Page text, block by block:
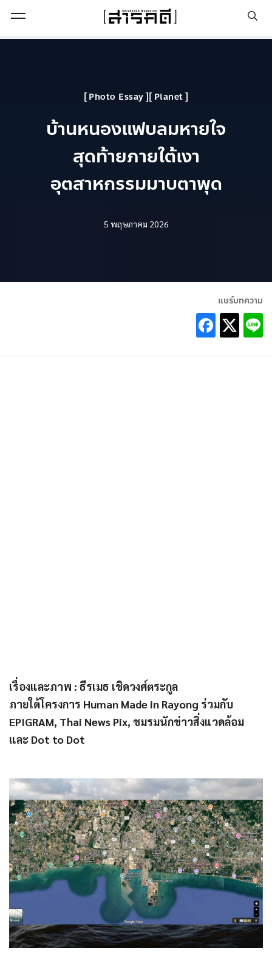
Photo Essay Planet
บ้านหนองแฟบลมหายใจ
สุดท้ายภายใต้เงา
อุตสาหกรรมมาบตาพุด
5 พฤษภาคม 2026
แชร์บทความ
เรื่องและภาพ : ธีรเมธ เชิดวงศ์ตระกูล
ภายใต้โครงการ Human Made in Rayong ร่วมกับ
EPIGRAM, Thai News Pix, ชมรมนักข่าวสิ่งแวดล้อม
และ Dot to Dot